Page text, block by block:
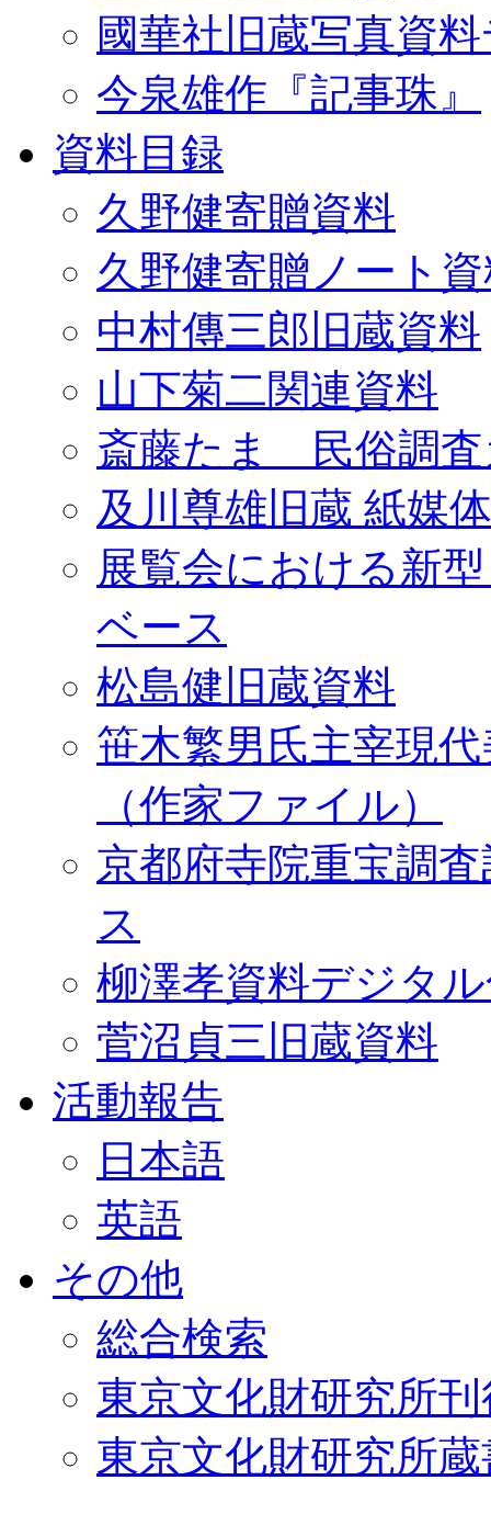
國華社旧蔵写真資
今泉雄作『記事珠』
資料目録
久野健寄贈資料
久野健寄贈ノート
中村傳三郎旧蔵資料
山下菊二関連資料
斎藤たま 民俗調査
及川尊雄旧蔵 紙媒
展覧会における新
ベース
松島健旧蔵資料
笹木繁男氏主宰現
（作家ファイル）
京都府寺院重宝調
ス
柳澤孝資料デジタ
菅沼貞三旧蔵資料
活動報告
日本語
英語
その他
総合検索
東京文化財研究所
東京文化財研究所